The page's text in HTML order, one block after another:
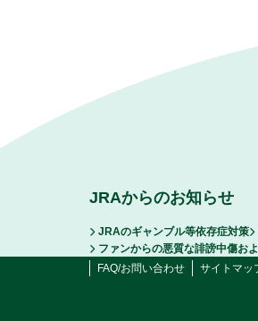
JRAからのお知らせ
JRAのギャンブル等依存症対策
ファンからの悪質な誹謗中傷お
FAQ/お問い合わせ
サイトマッ